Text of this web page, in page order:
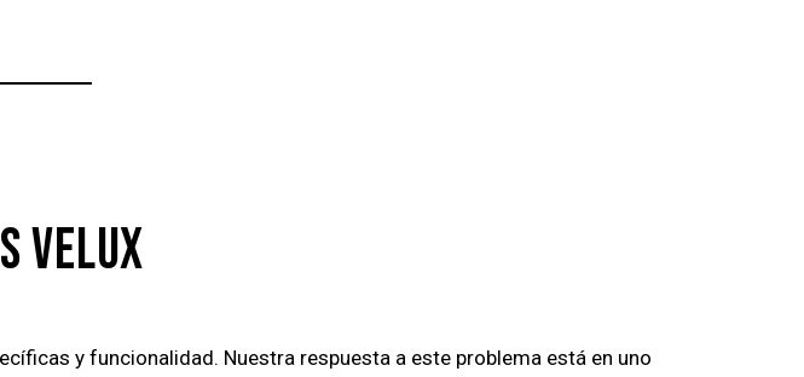
VELUX
y funcionalidad. Nuestra respuesta a este problema está en uno